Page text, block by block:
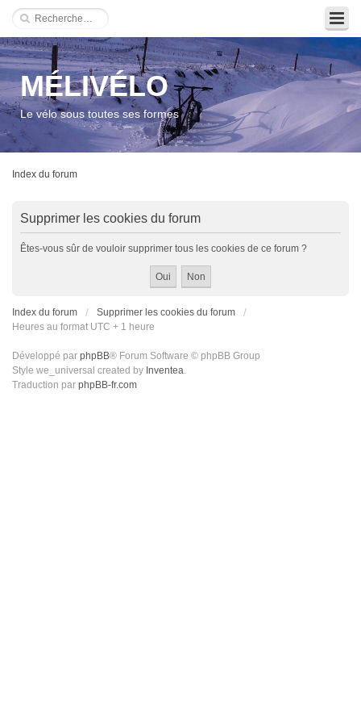
MÉLIVÉLO
Le vélo sous toutes ses formes
Index du forum
Supprimer les cookies du forum
Êtes-vous sûr de vouloir supprimer tous les cookies de ce forum ?
Index du forum
Supprimer les cookies du forum
Heures au format UTC + 1 heure
Développé par phpBB® Forum Software © phpBB Group
Style we_universal created by Inventea.
Traduction par phpBB-fr.com